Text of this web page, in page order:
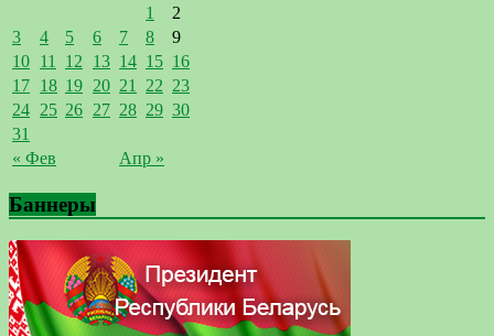
« Фев Апр »
1
2
3
4 5 6 7 8
9
10 11 12 13 14 15 16
17 18 19 20 21 22 23
24 25 26 27 28 29 30
31
Баннеры